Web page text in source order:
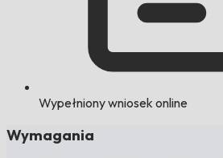
Wypełniony wniosek online
Wymagania